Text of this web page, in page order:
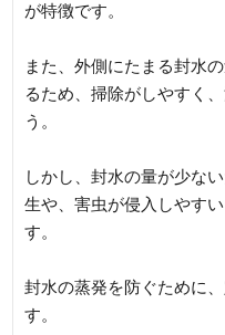
が特徴です。
また、外側にたまる封水
るため、掃除がしやすく
う。
しかし、封水の量が少な
生や、害虫が侵入しやす
す。
封水の蒸発を防ぐために
す。